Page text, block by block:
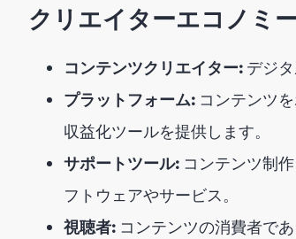
クリエイターエコノミ
コンテンツクリエイター: デジ
プラットフォーム: コンテンツ
収益化ツールを提供します。
サポートツール: コンテンツ制
フトウェアやサービス。
視聴者: コンテンツの消費者で